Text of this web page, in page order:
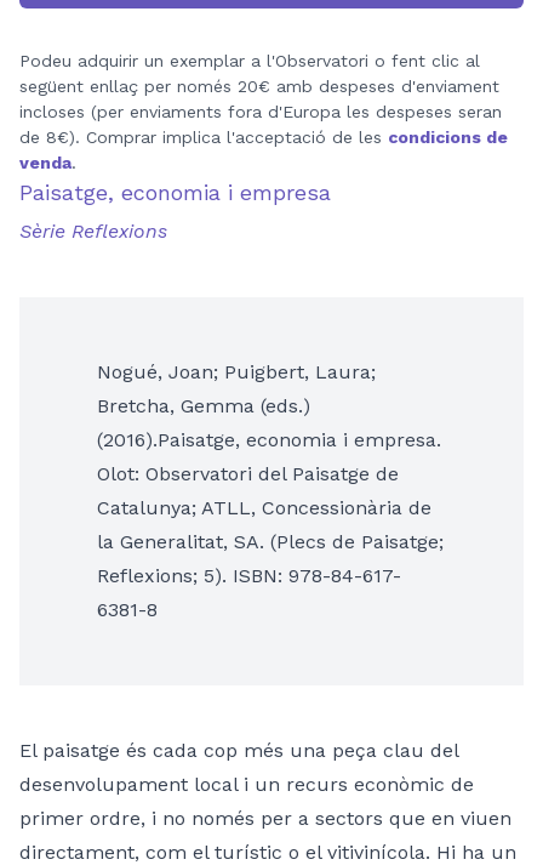
Podeu adquirir un exemplar a l'Observatori o fent clic al
següent enllaç per només 20€ amb despeses d'enviament
incloses (per enviaments fora d'Europa les despeses seran
de 8€). Comprar implica l'acceptació de les condicions de
venda.
Paisatge, economia i empresa
Sèrie Reflexions
Nogué, Joan; Puigbert, Laura;
Bretcha, Gemma (eds.)
(2016).Paisatge, economia i empresa.
Olot: Observatori del Paisatge de
Catalunya; ATLL, Concessionària de
la Generalitat, SA. (Plecs de Paisatge;
Reflexions; 5). ISBN: 978-84-617-
6381-8
El paisatge és cada cop més una peça clau del
desenvolupament local i un recurs econòmic de
primer ordre, i no només per a sectors que en viuen
directament, com el turístic o el vitivinícola. Hi ha un